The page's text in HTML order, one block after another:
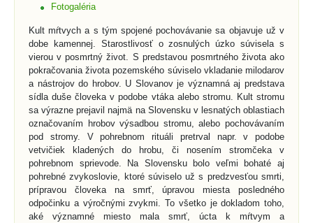
Fotogaléria
Kult mŕtvych a s tým spojené pochovávanie sa objavuje už v
dobe kamennej. Starostlivosť o zosnulých úzko súvisela s
vierou v posmrtný život. S predstavou posmrtného života ako
pokračovania života pozemského súviselo vkladanie milodarov
a nástrojov do hrobov. U Slovanov je významná aj predstava
sídla duše človeka v podobe vtáka alebo stromu. Kult stromu
sa výrazne prejavil najmä na Slovensku v lesnatých oblastiach
označovaním hrobov výsadbou stromu, alebo pochovávaním
pod stromy. V pohrebnom rituáli pretrval napr. v podobe
vetvičiek kladených do hrobu, či nosením stromčeka v
pohrebnom sprievode. Na Slovensku bolo veľmi bohaté aj
pohrebné zvykoslovie, ktoré súviselo už s predzvesťou smrti,
prípravou človeka na smrť, úpravou miesta posledného
odpočinku a výročnými zvykmi. To všetko je dokladom toho,
aké významné miesto mala smrť, úcta k mŕtvym a